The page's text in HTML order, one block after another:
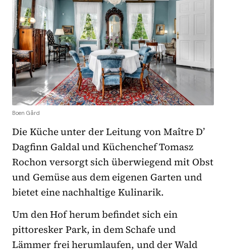
Boen Gård
Die Küche unter der Leitung von Maître D’
Dagfinn Galdal und Küchenchef Tomasz
Rochon versorgt sich überwiegend mit Obst
und Gemüse aus dem eigenen Garten und
bietet eine nachhaltige Kulinarik.
Um den Hof herum befindet sich ein
pittoresker Park, in dem Schafe und
Lämmer frei herumlaufen, und der Wald